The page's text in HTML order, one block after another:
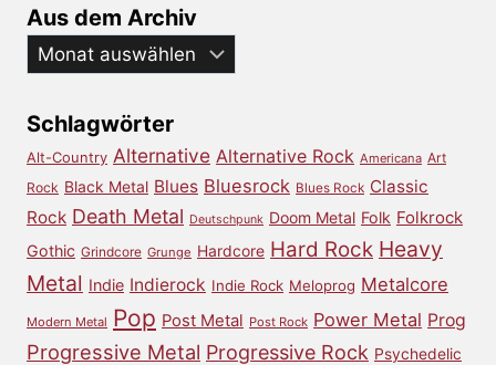
Aus dem Archiv
Aus
dem
Schlagwörter
Alt-Country Alternative Alternative Rock Americana Art
Rock Black Metal Blues Bluesrock Blues Rock Classic
Rock Death Metal Deutschpunk Doom Metal Folk Folkrock
Gothic Grindcore Grunge Hardcore Hard Rock Heavy
Metal Indie Indierock Indie Rock Meloprog Metalcore
Modern Metal Pop Post Metal Post Rock Power Metal Prog
Progressive Metal Progressive Rock Psychedelic